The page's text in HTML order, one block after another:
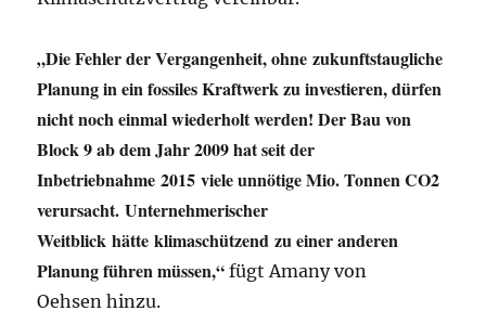
„Die Fehler der Vergangenheit, ohne zukunftstaugliche
Planung in ein fossiles Kraftwerk zu investieren, dürfen
nicht noch einmal wiederholt werden! Der Bau von
Block 9 ab dem Jahr 2009 hat seit der
Inbetriebnahme 2015 viele unnötige Mio. Tonnen CO2
verursacht. Unternehmerischer
Weitblick hätte klimaschützend zu einer anderen
Planung führen müssen,“fügt Amany von
Oehsen hinzu.